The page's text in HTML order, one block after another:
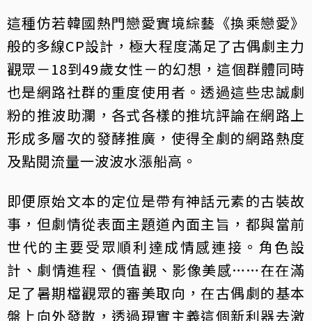
這種仿若韓國熱門戀愛實境綜藝《換乘戀愛》
般的多線CP設計，極大程度滿足了古偶劇主力
觀眾－18到49歲女性－的幻想，這個群體同時
也是網路社群的重度使用者。透過這些忠誠劇
粉的推波助瀾，各式各樣的推坑評論在網路上
形成多層次的發酵推廣，使得全劇的網路熱度
及點閱流量一波波水漲船高。
即便原始文本的定位是帶有神話元素的古裝故
事，但劇情從表面主題道內面主旨，都與當前
世代的主要受眾順利達成情感連接。角色設
計、劇情進程、價值觀、影像美感……在在滿
足了暑期檔觀眾的審美取向，在古偶劇的基本
盤上向外發散，透過現實主義這個新利器去激